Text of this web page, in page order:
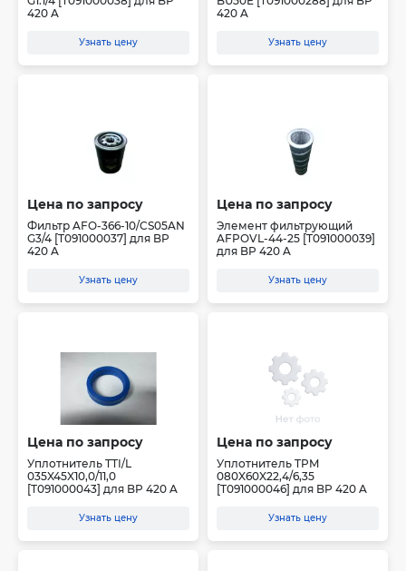
420 A
Узнать цену
420 A
Узнать цену
Цена по запросу
Фильтр AFO-366-10/CS05AN
G3/4 [T091000037] для BP
420 A
Узнать цену
Цена по запросу
Элемент фильтрующий
AFPOVL-44-25 [T091000039]
для BP 420 A
Узнать цену
Цена по запросу
Уплотнитель TTI/L
035X45X10,0/11,0
[T091000043] для BP 420 A
Узнать цену
Цена по запросу
Уплотнитель TPM
080X60X22,4/6,35
[T091000046] для BP 420 A
Узнать цену